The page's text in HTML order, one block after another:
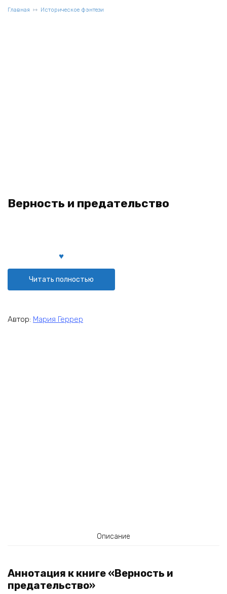
Главная Историческое фэнтези
Верность и предательство
Читать полностью
Автор: Мария Геррер
Описание
Аннотация к книге «Верность и
предательство»